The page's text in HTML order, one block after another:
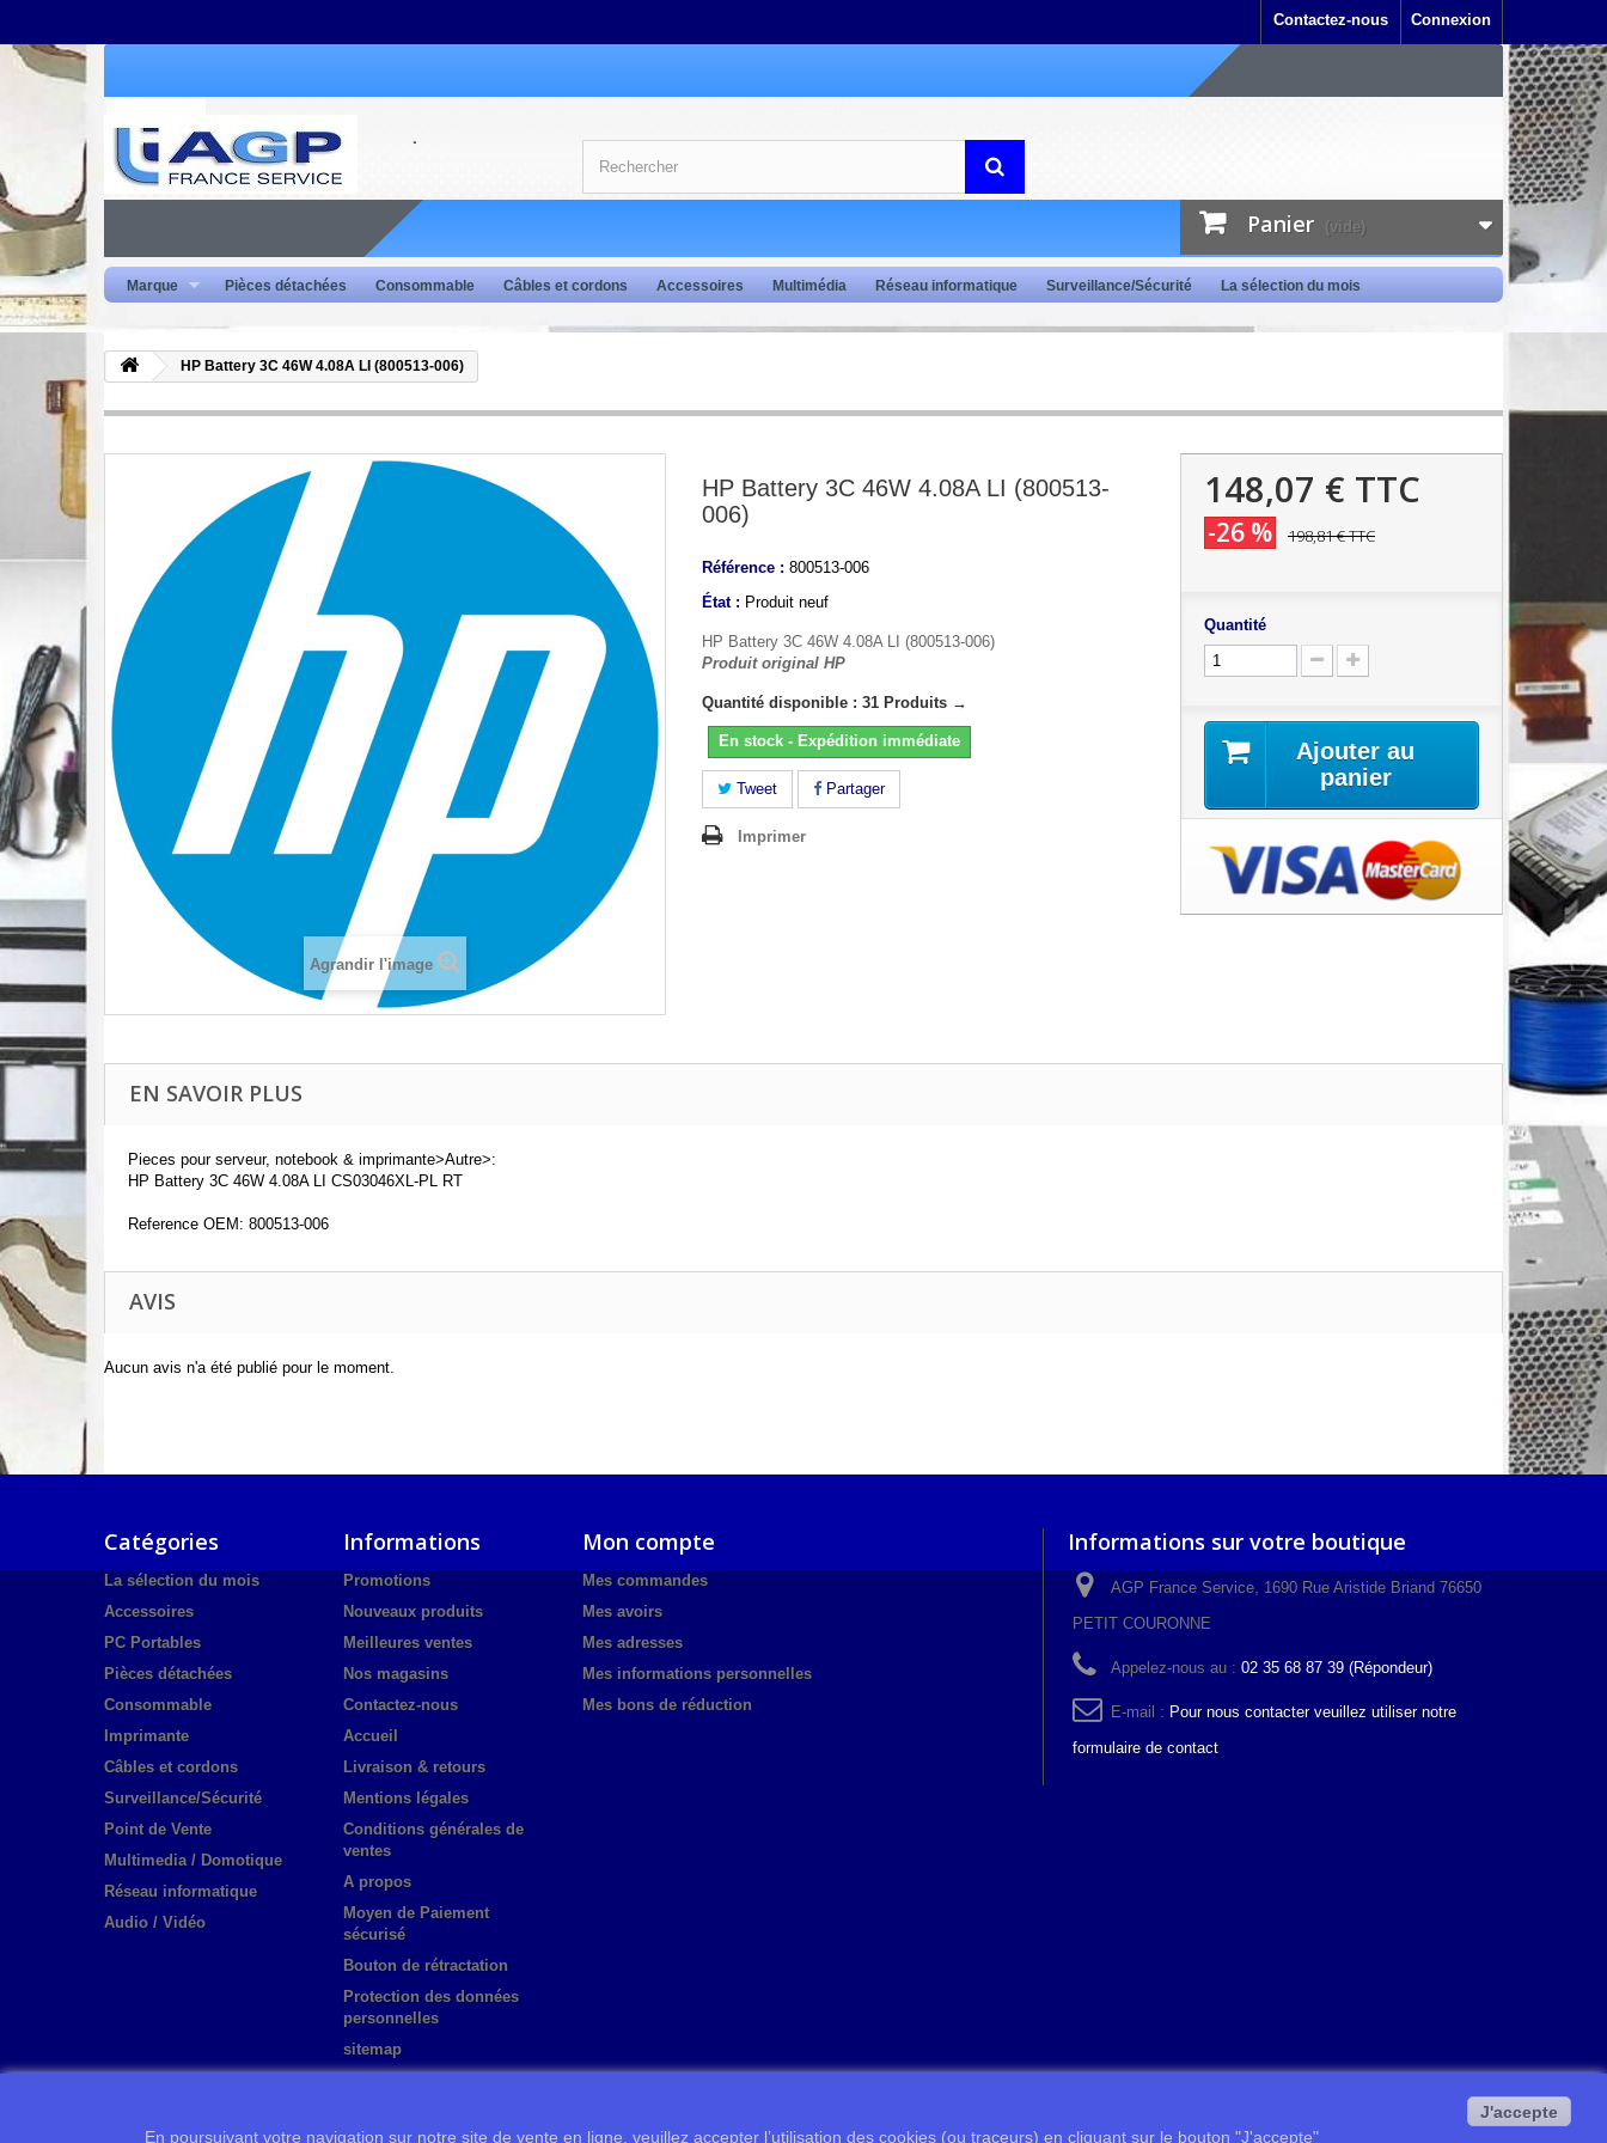
Connexion
Contactez-nous
Panier (vide)
Marque Pièces détachées Consommable Câbles et cordons Accessoires Multimédia Réseau informatique Surveillance/Sécurité La sélection du mois
HP Battery 3C 46W 4.08A LI (800513-006)
Agrandir l'image
HP Battery 3C 46W 4.08A LI (800513-
006)
Référence : 800513-006
État : Produit neuf
HP Battery 3C 46W 4.08A LI (800513-006)
Produit original HP
Quantité disponible : 31 Produits →
En stock - Expédition immédiate
Tweet Partager
Imprimer
148,07 € TTC
-26 % 198,81 €TTC
Quantité
Ajouter au
panier
EN SAVOIR PLUS
Pieces pour serveur, notebook & imprimante>Autre>:
HP Battery 3C 46W 4.08A LI CS03046XL-PL RT
Reference OEM: 800513-006
AVIS
Aucun avis n'a été publié pour le moment.
Catégories
La sélection du mois
Accessoires
PC Portables
Pièces détachées
Consommable
Imprimante
Câbles et cordons
Surveillance/Sécurité
Point de Vente
Multimedia / Domotique
Réseau informatique
Audio / Vidéo
Informations
Promotions
Nouveaux produits
Meilleures ventes
Nos magasins
Contactez-nous
Accueil
Livraison & retours
Mentions légales
Conditions générales de
ventes
A propos
Moyen de Paiement
sécurisé
Bouton de rétractation
Protection des données
personnelles
sitemap
Mon compte
Mes commandes
Mes avoirs
Mes adresses
Mes informations personnelles
Mes bons de réduction
Informations sur votre boutique
AGP France Service, 1690 Rue Aristide Briand 76650
PETIT COURONNE
Appelez-nous au : 02 35 68 87 39 (Répondeur)
E-mail : Pour nous contacter veuillez utiliser notre
formulaire de contact
En poursuivant votre navigation sur notre site de vente en ligne, veuillez accepter l’utilisation des cookies (ou traceurs) en cliquant sur le bouton "J'accepte"
J'accepte